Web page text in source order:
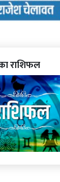
राशिफल